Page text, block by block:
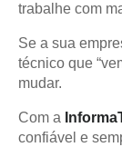
trabalhe com
Se a sua
técnico que
mudar.
Com a
confiável e